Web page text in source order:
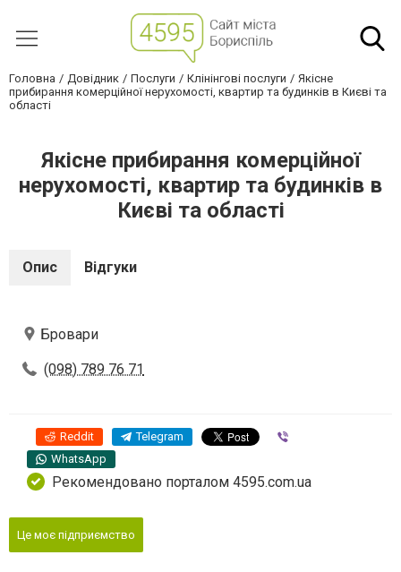
Головна Довідник Послуги Клінінгові послуги
Якісне
прибирання комерційної нерухомості, квартир та будинків в Києві та
області
Якісне прибирання комерційної
нерухомості, квартир та будинків в
Києві та області
Опис Відгуки
Бровари
(098) 789 76 71
Reddit Telegram
WhatsApp
Рекомендовано порталом 4595.com.ua
Це моє підприємство